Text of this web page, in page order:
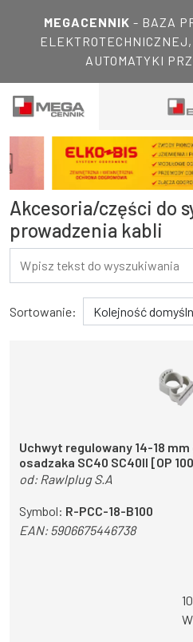
MEGACENNIK - BAZA
AUTOMATYKI
Akcesoria/części do
prowadzenia kabli
Wyniki
Sortowanie:
Uchwyt regulowany 14-18 mm
osadzaka SC40 SC40II [OP
od: Rawlplug S.A
Symbol: R-PCC-18-B100
EAN:5906675446738